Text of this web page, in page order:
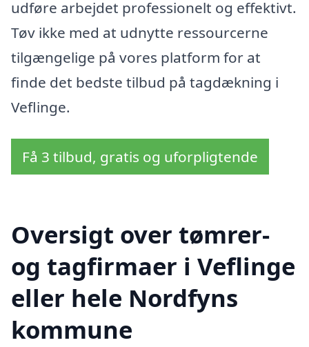
udføre arbejdet professionelt og effektivt.
Tøv ikke med at udnytte ressourcerne
tilgængelige på vores platform for at
finde det bedste tilbud på tagdækning i
Veflinge.
Få 3 tilbud, gratis og uforpligtende
Oversigt over tømrer-
og tagfirmaer i Veflinge
eller hele Nordfyns
kommune